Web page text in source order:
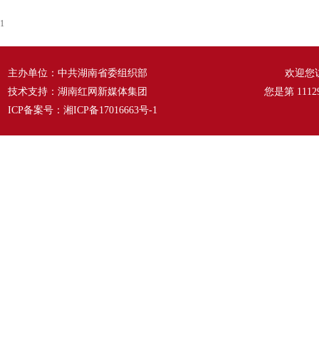
1
主办单位：中共湖南省委组织部
技术支持：湖南红网新媒体集团
ICP备案号： 湘ICP备17016663号-1
欢迎您
您是第